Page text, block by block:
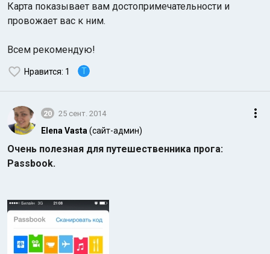
Карта показывает вам достопримечательности и
провожает вас к ним.
Всем рекомендую!
Нравится: 1 T
20 25 сент. 2014
Elena Vasta (сайт-админ)
Очень полезная для путешественника прога:
Passbook.